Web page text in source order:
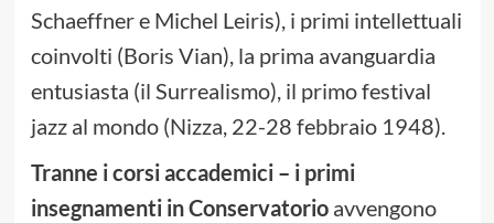
Schaeffner e Michel Leiris), i primi intellettuali
coinvolti (Boris Vian), la prima avanguardia
entusiasta (il Surrealismo), il primo festival
jazz al mondo (Nizza, 22-28 febbraio 1948).
Tranne i corsi accademici – i primi
insegnamenti in Conservatorioavvengono